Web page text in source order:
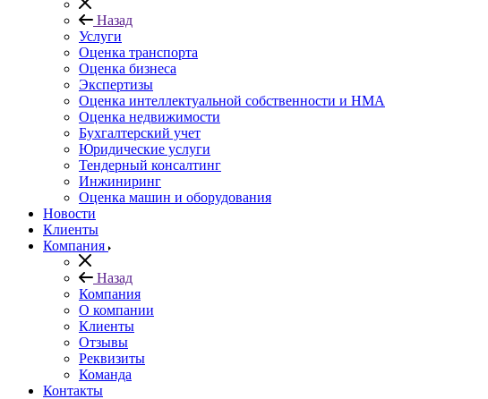
Назад
Услуги
Оценка транcпорта
Оценка бизнеса
Экспертизы
Оценка интеллектуальной собственности и НМА
Оценка недвижимости
Бухгалтерский учет
Юридические услуги
Тендерный консалтинг
Инжиниринг
Оценка машин и оборудования
Новости
Клиенты
Компания
Назад
Компания
О компании
Клиенты
Отзывы
Реквизиты
Команда
Контакты